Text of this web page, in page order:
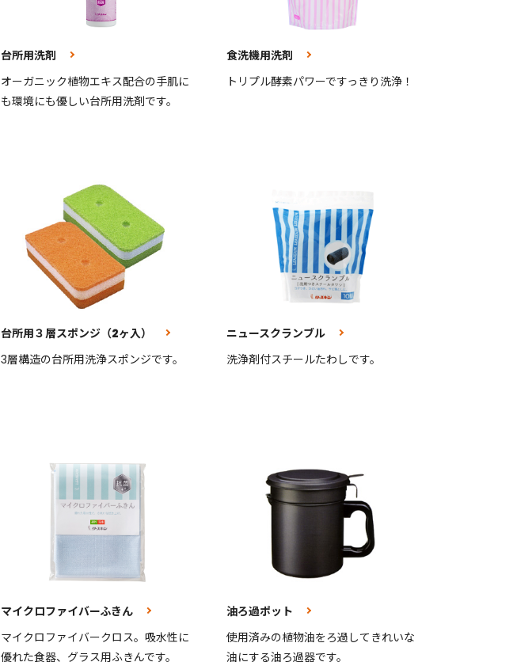
台所用洗剤
オーガニック植物エキス配合の手肌に
も環境にも優しい台所用洗剤です。
食洗機用洗剤
トリプル酵素パワーですっきり洗浄！
台所用３層スポンジ（2ヶ入）
3層構造の台所用洗浄スポンジです。
ニュースクランブル
洗浄剤付スチールたわしです。
マイクロファイバーふきん
マイクロファイバークロス。吸水性に
優れた食器、グラス用ふきんです。
油ろ過ポット
使用済みの植物油をろ過してきれいな
油にする油ろ過器です。